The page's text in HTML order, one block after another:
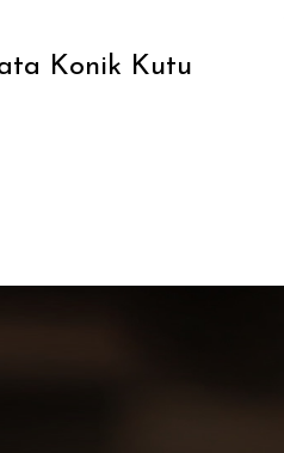
Konik Kutu